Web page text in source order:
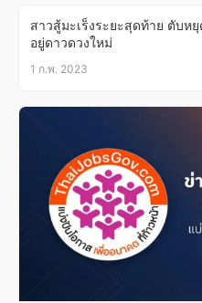
สาวสู้มะเร็งระยะสุดท้าย ตับห
อยู่ดาวดวงใหม่
1 ก.พ. 2023